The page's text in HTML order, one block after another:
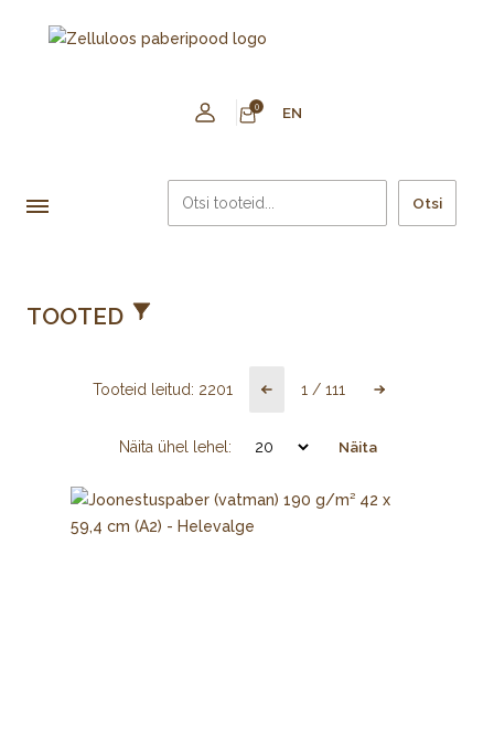
0 EN
Otsi
TOOTED
Tooteid leitud: 2201 1 / 111
Näita ühel lehel: Näita